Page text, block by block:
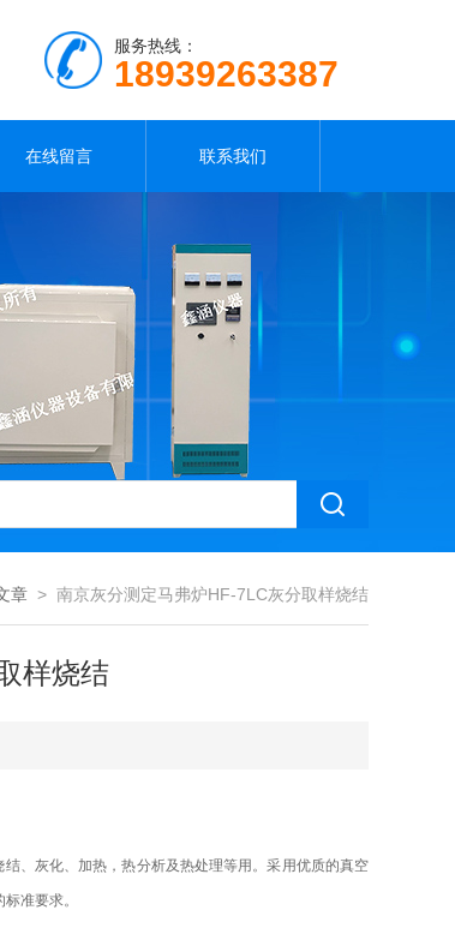
服务热线：
18939263387
在线留言 联系我们
章 > 南京灰分测定马弗炉HF-7LC灰分取样烧结
样烧结
、 灰化、 加热，热分析及热处理等用。采用优质的真空
准要求。